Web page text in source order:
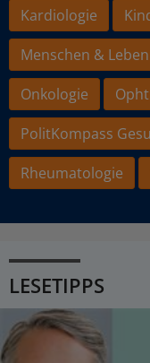
Kardiologie
Menschen & Leben
Onkologie
PolitKompass
Rheumatologie
LESETIPPS